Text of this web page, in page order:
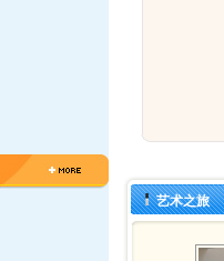
艺术之旅